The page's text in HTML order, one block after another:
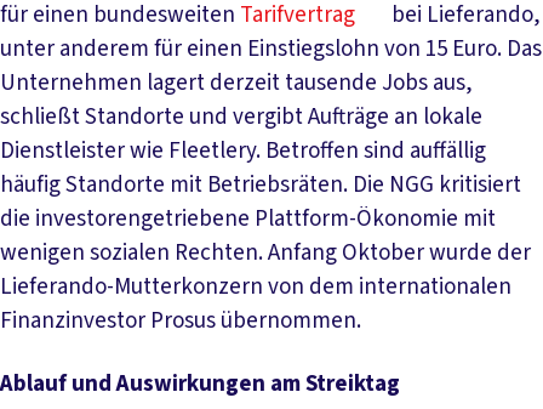
für einen bundesweiten Tarifvertrag
bei Lieferando,
unter anderem für einen Einstiegslohn von 15 Euro. Das
Unternehmen lagert derzeit tausende Jobs aus,
schließt Standorte und vergibt Aufträge an lokale
Dienstleister wie Fleetlery. Betroffen sind auffällig
häufig Standorte mit Betriebsräten. Die NGG kritisiert
die investorengetriebene Plattform-Ökonomie mit
wenigen sozialen Rechten. Anfang Oktober wurde der
Lieferando-Mutterkonzern von dem internationalen
Finanzinvestor Prosus übernommen.
Ablauf und Auswirkungen am Streiktag